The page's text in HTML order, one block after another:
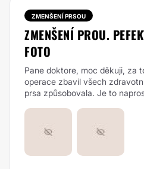
ZMENŠENÍ PRSOU
ZMENŠENÍ PROU.
FOTO
Pane doktore, moc děkuji, za
operace zbavil všech
prsa způsobovala. Je to